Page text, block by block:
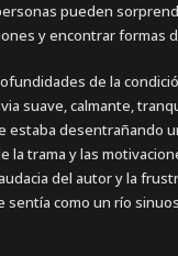
pueden
y encontrar formas
de la
suave, calmante,
estaba desentrañando
la trama y las
del autor y la
sentía como un río